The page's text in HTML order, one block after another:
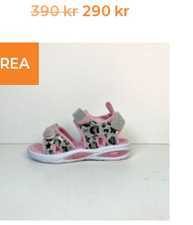
390kr Det
390 kr.
290 krDet
REA